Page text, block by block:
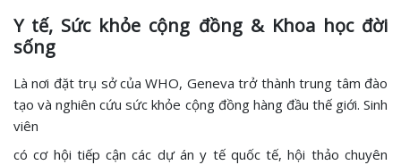
Y tế, Sức khỏe cộng đồng & Khoa học đời
sống
Là nơi đặt trụ sở của WHO, Geneva trở thành trung tâm đào
tạo và nghiên cứu sức khỏe cộng đồng hàng đầu thế giới. Sinh
viên
có cơ hội tiếp cận các dự án y tế quốc tế, hội thảo chuyên